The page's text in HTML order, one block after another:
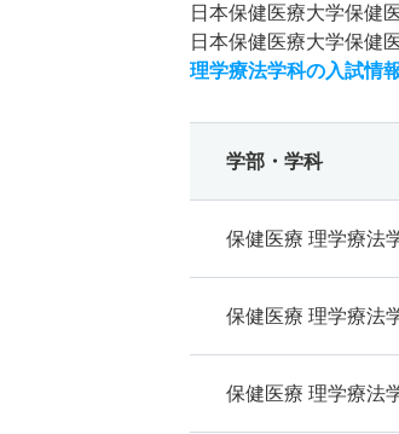
日本保健医療大学保健
日本保健医療大学保健
理学療法学科の入試情
学部・学科
保健医療 理学療法
保健医療 理学療法
保健医療 理学療法